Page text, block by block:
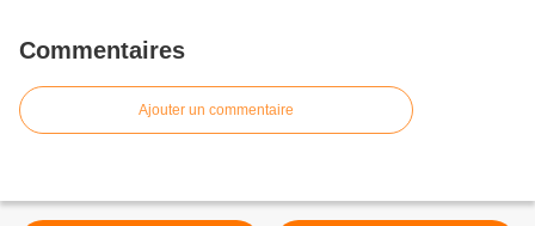
Commentaires
Ajouter un commentaire